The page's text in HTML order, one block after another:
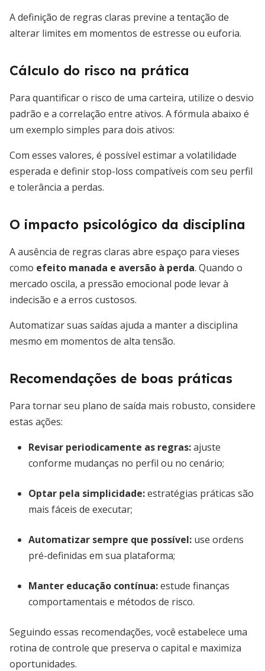
A definição de regras claras previne a tentação de
alterar limites em momentos de estresse ou euforia.
Cálculo do risco na prática
Para quantificar o risco de uma carteira, utilize o desvio
padrão e a correlação entre ativos. A fórmula abaixo é
um exemplo simples para dois ativos:
Com esses valores, é possível estimar a volatilidade
esperada e definir stop-loss compatíveis com seu perfil
e tolerância a perdas.
O impacto psicológico da disciplina
A ausência de regras claras abre espaço para vieses
como efeito manada e aversão à perda. Quando o
mercado oscila, a pressão emocional pode levar à
indecisão e a erros custosos.
Automatizar suas saídas ajuda a manter a disciplina
mesmo em momentos de alta tensão.
Recomendações de boas práticas
Para tornar seu plano de saída mais robusto, considere
estas ações:
Revisar periodicamente as regras:ajuste
conforme mudanças no perfil ou no cenário;
Optar pela simplicidade:estratégias práticas são
mais fáceis de executar;
Automatizar sempre que possível: use ordens
pré-definidas em sua plataforma;
Manter educação contínua:estude finanças
comportamentais e métodos de risco.
Seguindo essas recomendações, você estabelece uma
rotina de controle que preserva o capital e maximiza
oportunidades.